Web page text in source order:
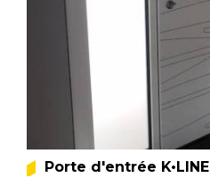
Porte d'entrée K•LINE